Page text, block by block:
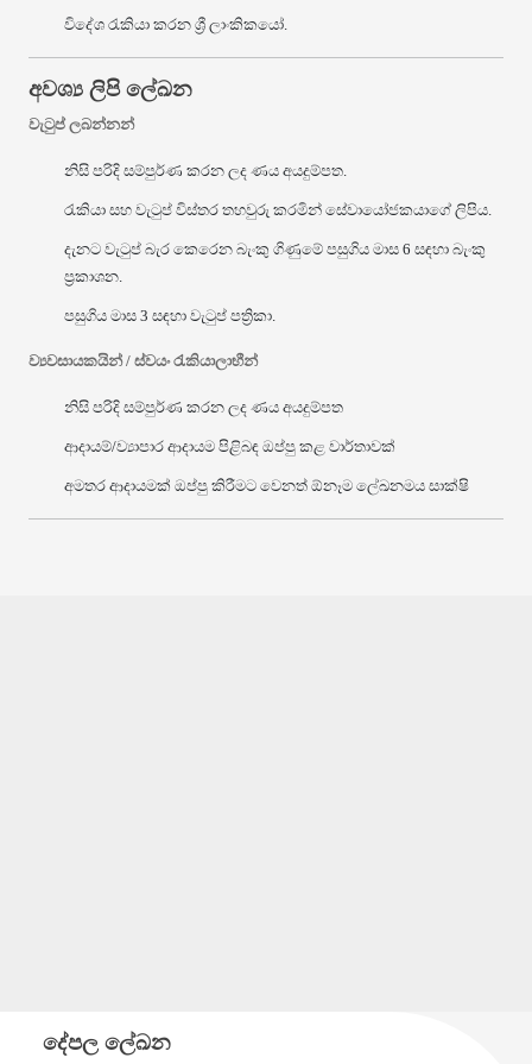
විදේශ රැකියා කරන ශ්‍රී ලාංකිකයෝ.
අවශ්‍ය ලිපි ලේඛන
වැටුප් ලබන්නන්
නිසි පරිදි සම්පුර්ණ කරන ලද ණය අයදුම්පත.
රැකියා සහ වැටුප් විස්තර තහවුරු කරමින් සේවායෝජකයාගේ ලිපිය.
දැනට වැටුප් බැර කෙරෙන බැංකු ගිණුමේ පසුගිය මාස 6 සඳහා බැංකු
ප්‍රකාශන.
පසුගිය මාස 3 සඳහා වැටුප් පත්‍රිකා.
ව්‍යවසායකයින් / ස්වයං රැකියාලාභීන්
නිසි පරිදි සම්පුර්ණ කරන ලද ණය අයදුම්පත
ආදායම්/ව්‍යාපාර ආදායම පිළිබඳ ඔප්පු කළ වාර්තාවක්
අමතර ආදායමක් ඔප්පු කිරීමට වෙනත් ඕනෑම ලේඛනමය සාක්ෂි
දේපල ලේඛන